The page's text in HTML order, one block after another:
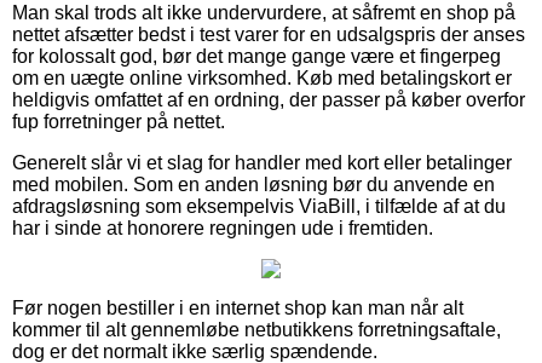
Man skal trods alt ikke undervurdere, at såfremt en shop på
nettet afsætter bedst i test varer for en udsalgspris der anses
for kolossalt god, bør det mange gange være et fingerpeg
om en uægte online virksomhed. Køb med betalingskort er
heldigvis omfattet af en ordning, der passer på køber overfor
fup forretninger på nettet.
Generelt slår vi et slag for handler med kort eller betalinger
med mobilen. Som en anden løsning bør du anvende en
afdragsløsning som eksempelvis ViaBill, i tilfælde af at du
har i sinde at honorere regningen ude i fremtiden.
Før nogen bestiller i en internet shop kan man når alt
kommer til alt gennemløbe netbutikkens forretningsaftale,
dog er det normalt ikke særlig spændende.